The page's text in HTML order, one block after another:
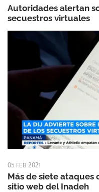
Autoridades alertan
secuestros virtuales
05 FEB 2021
Más de siete
sitio web del Inadeh